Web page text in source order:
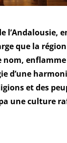
l’Andalousie,
que la région
nom,
d’une
et des
une culture